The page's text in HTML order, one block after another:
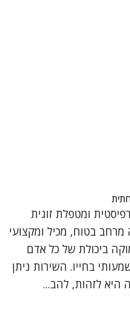
ומטפלת זוגית
בטוח, מכיל ומקצועי
ביכולת של כל אדם
בחייו. השירות ניתן
היא לזהות, להב...